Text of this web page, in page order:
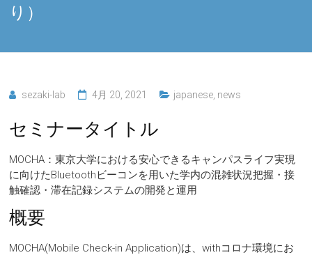
り）
sezaki-lab 4月 20, 2021 japanese news
セミナータイトル
MOCHA：東京大学における安心できるキャンパスライフ実現
に向けたBluetoothビーコンを用いた学内の混雑状況把握・接
触確認・滞在記録システムの開発と運用
概要
MOCHA(Mobile Check-in Application)は、withコロナ環境にお